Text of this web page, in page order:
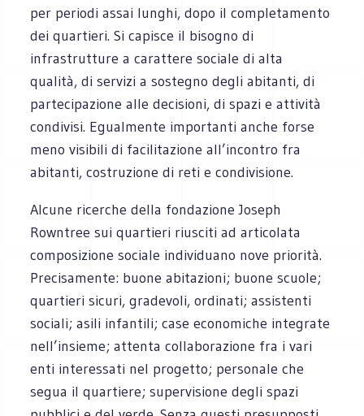
per periodi assai lunghi, dopo il completamento
dei quartieri. Si capisce il bisogno di
infrastrutture a carattere sociale di alta
qualità, di servizi a sostegno degli abitanti, di
partecipazione alle decisioni, di spazi e attività
condivisi. Egualmente importanti anche forse
meno visibili di facilitazione all’incontro fra
abitanti, costruzione di reti e condivisione.
Alcune ricerche della fondazione Joseph
Rowntree sui quartieri riusciti ad articolata
composizione sociale individuano nove priorità.
Precisamente: buone abitazioni; buone scuole;
quartieri sicuri, gradevoli, ordinati; assistenti
sociali; asili infantili; case economiche integrate
nell’insieme; attenta collaborazione fra i vari
enti interessati nel progetto; personale che
segua il quartiere; supervisione degli spazi